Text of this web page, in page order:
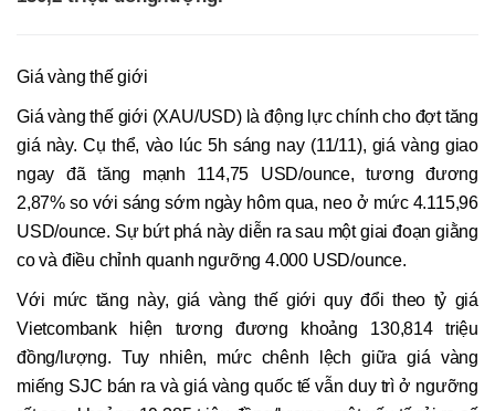
Giá vàng thế giới
Giá vàng thế giới (XAU/USD) là động lực chính cho đợt tăng
giá này. Cụ thể, vào lúc 5h sáng nay (11/11), giá vàng giao
ngay đã tăng mạnh 114,75 USD/ounce, tương đương
2,87% so với sáng sớm ngày hôm qua, neo ở mức 4.115,96
USD/ounce. Sự bứt phá này diễn ra sau một giai đoạn giằng
co và điều chỉnh quanh ngưỡng 4.000 USD/ounce.
Với mức tăng này, giá vàng thế giới quy đổi theo tỷ giá
Vietcombank hiện tương đương khoảng 130,814 triệu
đồng/lượng. Tuy nhiên, mức chênh lệch giữa giá vàng
miếng SJC bán ra và giá vàng quốc tế vẫn duy trì ở ngưỡng